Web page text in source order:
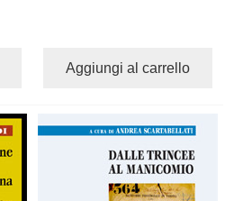
Aggiungi al carrello